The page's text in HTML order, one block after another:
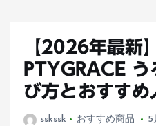
【2026年最新
PTYGRACE う
び方とおすすめ
sskssk おすすめ商品 5